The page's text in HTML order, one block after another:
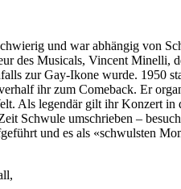
und war abhängig von
des Musicals, Vincent Minelli,
zur Gay-Ikone wurde. 1950
ihr zum Comeback. Er
Als legendär gilt ihr Konzert
Schwule umschrieben –
und es als «schwulsten